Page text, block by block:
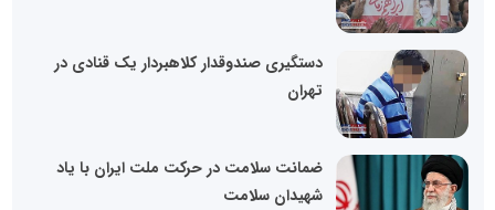
دستگیری صندوقدار کلاهبردار یک قنادی در
تهران
ضمانت سلامت در حرکت ملت ایران با یاد
شهیدان سلامت